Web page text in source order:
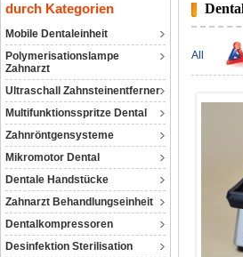
durch Kategorien
Mobile Dentaleinheit
Polymerisationslampe
Zahnarzt
Ultraschall Zahnsteinentferner
Multifunktionsspritze Dental
Zahnröntgensysteme
Mikromotor Dental
Dentale Handstücke
Zahnarzt Behandlungseinheit
Dentalkompressoren‎
Desinfektion Sterilisation
All